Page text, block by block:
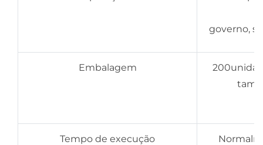
governo,
Embalagem
Tempo de execução